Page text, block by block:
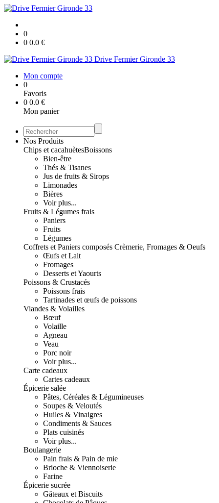
0
0 0.0 €
Drive Fermier Gironde 33
Mon compte
0
Favoris
0 0.0 €
Mon panier
Nos Produits
Chips et cacahuètesBoissons
Bien-être
Thés & Tisanes
Jus de fruits & Sirops
Limonades
Bières
Voir plus...
Fruits & Légumes frais
Paniers
Fruits
Légumes
Coffrets et Paniers composés Crèmerie, Fromages & Oeufs
Œufs et Lait
Fromages
Desserts et Yaourts
Poissons & Crustacés
Poissons frais
Tartinades et œufs de poissons
Viandes & Volailles
Bœuf
Volaille
Agneau
Veau
Porc noir
Voir plus...
Carte cadeaux
Cartes cadeaux
Épicerie salée
Pâtes, Céréales & Légumineuses
Soupes & Veloutés
Huiles & Vinaigres
Condiments & Sauces
Plats cuisinés
Voir plus...
Boulangerie
Pain frais & Pain de mie
Brioche & Viennoiserie
Farine
Épicerie sucrée
Gâteaux et Biscuits